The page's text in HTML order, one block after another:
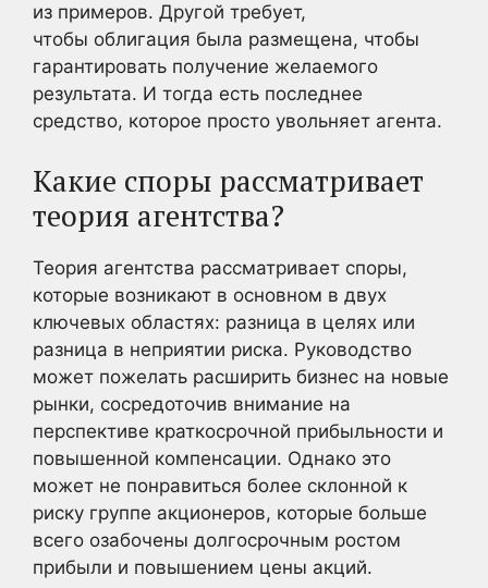
из примеров. Другой требует,
чтобы облигация была размещена, чтобы
гарантировать получение желаемого
результата. И тогда есть последнее
средство, которое просто увольняет агента.
Какие споры рассматривает
теория агентства?
Теория агентства рассматривает споры,
которые возникают в основном в двух
ключевых областях: разница в целях или
разница в неприятии риска. Руководство
может пожелать расширить бизнес на новые
рынки, сосредоточив внимание на
перспективе краткосрочной прибыльности и
повышенной компенсации. Однако это
может не понравиться более склонной к
риску группе акционеров, которые больше
всего озабочены долгосрочным ростом
прибыли и повышением цены акций.